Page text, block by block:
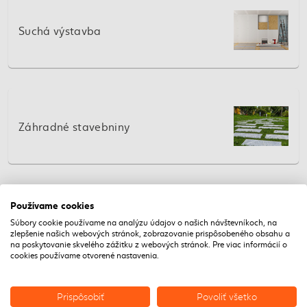
Suchá výstavba
Záhradné stavebniny
Záhradné centrum
Používame cookies
Súbory cookie používame na analýzu údajov o našich návštevníkoch, na
zlepšenie našich webových stránok, zobrazovanie prispôsobeného obsahu a
na poskytovanie skvelého zážitku z webových stránok. Pre viac informácií o
cookies používame otvorené nastavenia.
Prispôsobiť Povoliť všetko